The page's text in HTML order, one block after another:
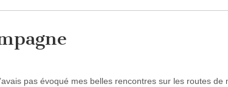
pas évoqué mes belles rencontres sur les routes de